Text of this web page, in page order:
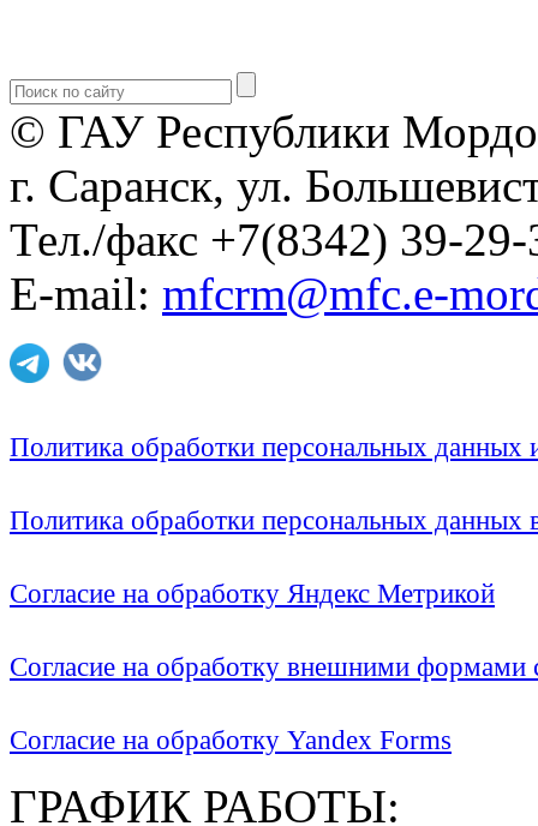
© ГАУ Республики
г. Саранск, ул.
Тел./факс +7(8342) 39-29-
E-mail: mfcrm@mfc.e-
Политика обработки персональных
Политика обработки персональных
Согласие на обработку Яндекс Метрикой
Согласие на обработку внешними формами
Согласие на обработку Yandex Forms
ГРАФИК РАБОТЫ: